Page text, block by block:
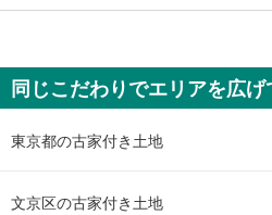
豊島区雑司
2億5,500万円
同じこだわりでエリアを広げ
東京都の古家付き土地
文京区の古家付き土地